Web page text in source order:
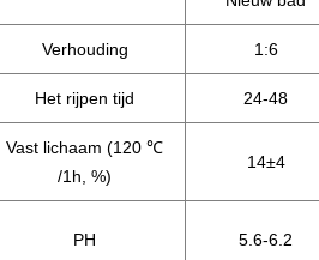
Verhouding 1:6
Het rijpen tijd 24-48
Vast lichaam (120 ℃
/1h, %)
14±4
PH 5.6-6.2